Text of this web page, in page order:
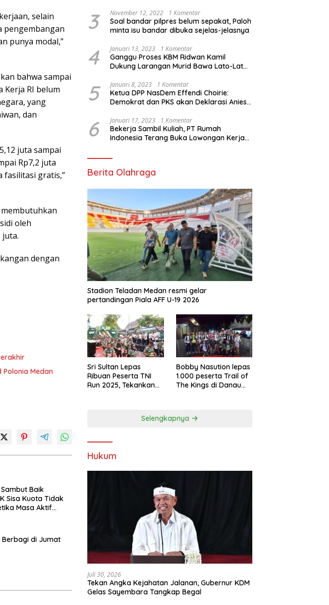
selain
pengembangan
punya modal,”
bahwa sampai
Kerja RI belum
yang
dan
juta sampai
Rp7,2 juta
fasilitasi gratis,”
oleh
juta.
dengan
Medan
Baik
Sisa Kuota Tidak
Masa Aktif
Berbagi di Jumat
3 November 12, 2022 1 Komentar
Soal bandar pilpres belum sepakat, Paloh
minta isu bandar dibuka sejelas-jelasnya
4 Januari 13, 2023 1 Komentar
Ganggu Proses KBM Ridwan Kamil
Dukung Larangan Murid Bawa Lato-Lato
5 Januari 8, 2023 1 Komentar
Ketua DPP NasDem Effendi Choirie:
Demokrat dan PKS akan Deklarasi Anies
6 Januari 17, 2023 1 Komentar
Bekerja Sambil Kuliah, PT Rumah
Indonesia Terang Buka Lowongan Kerja
Berita Olahraga
Stadion Teladan Medan resmi gelar
pertandingan Piala AFF U-19 2026
Sri Sultan Lepas
Ribuan Peserta TNI
Run 2025, Tekankan
Bobby Nasution lepas
1.000 peserta Trail of
The Kings di Danau
Selengkapnya
Hukum
Juli 30, 2026
Tekan Angka Kejahatan Jalanan, Gubernur KDM
Gelas Sayembara Tangkap Begal